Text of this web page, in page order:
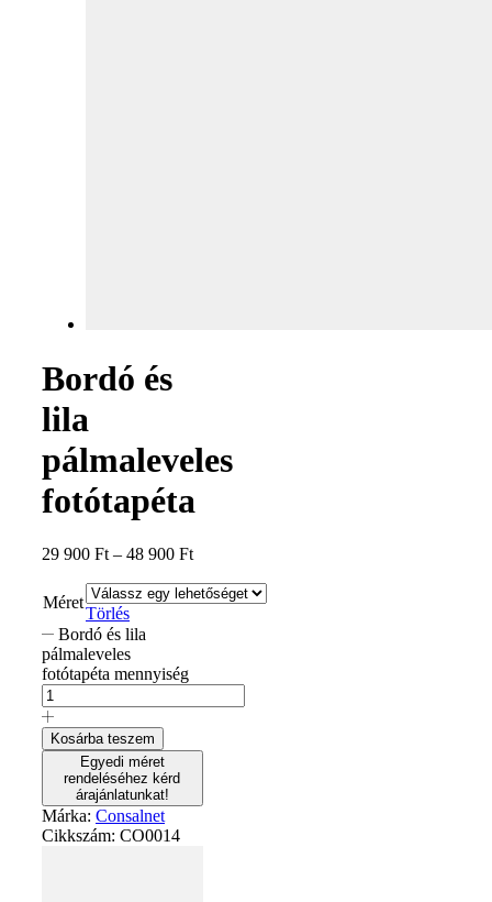
Bordó és
lila
pálmaleveles
fotótapéta
29 900 Ft – 48 900 Ft
Méret
Törlés
Bordó és lila
pálmaleveles
fotótapéta mennyiség
Kosárba teszem
Egyedi méret
rendeléséhez kérd
árajánlatunkat!
Márka: Consalnet
Cikkszám: CO0014